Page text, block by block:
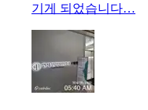
기게 되었습니다…